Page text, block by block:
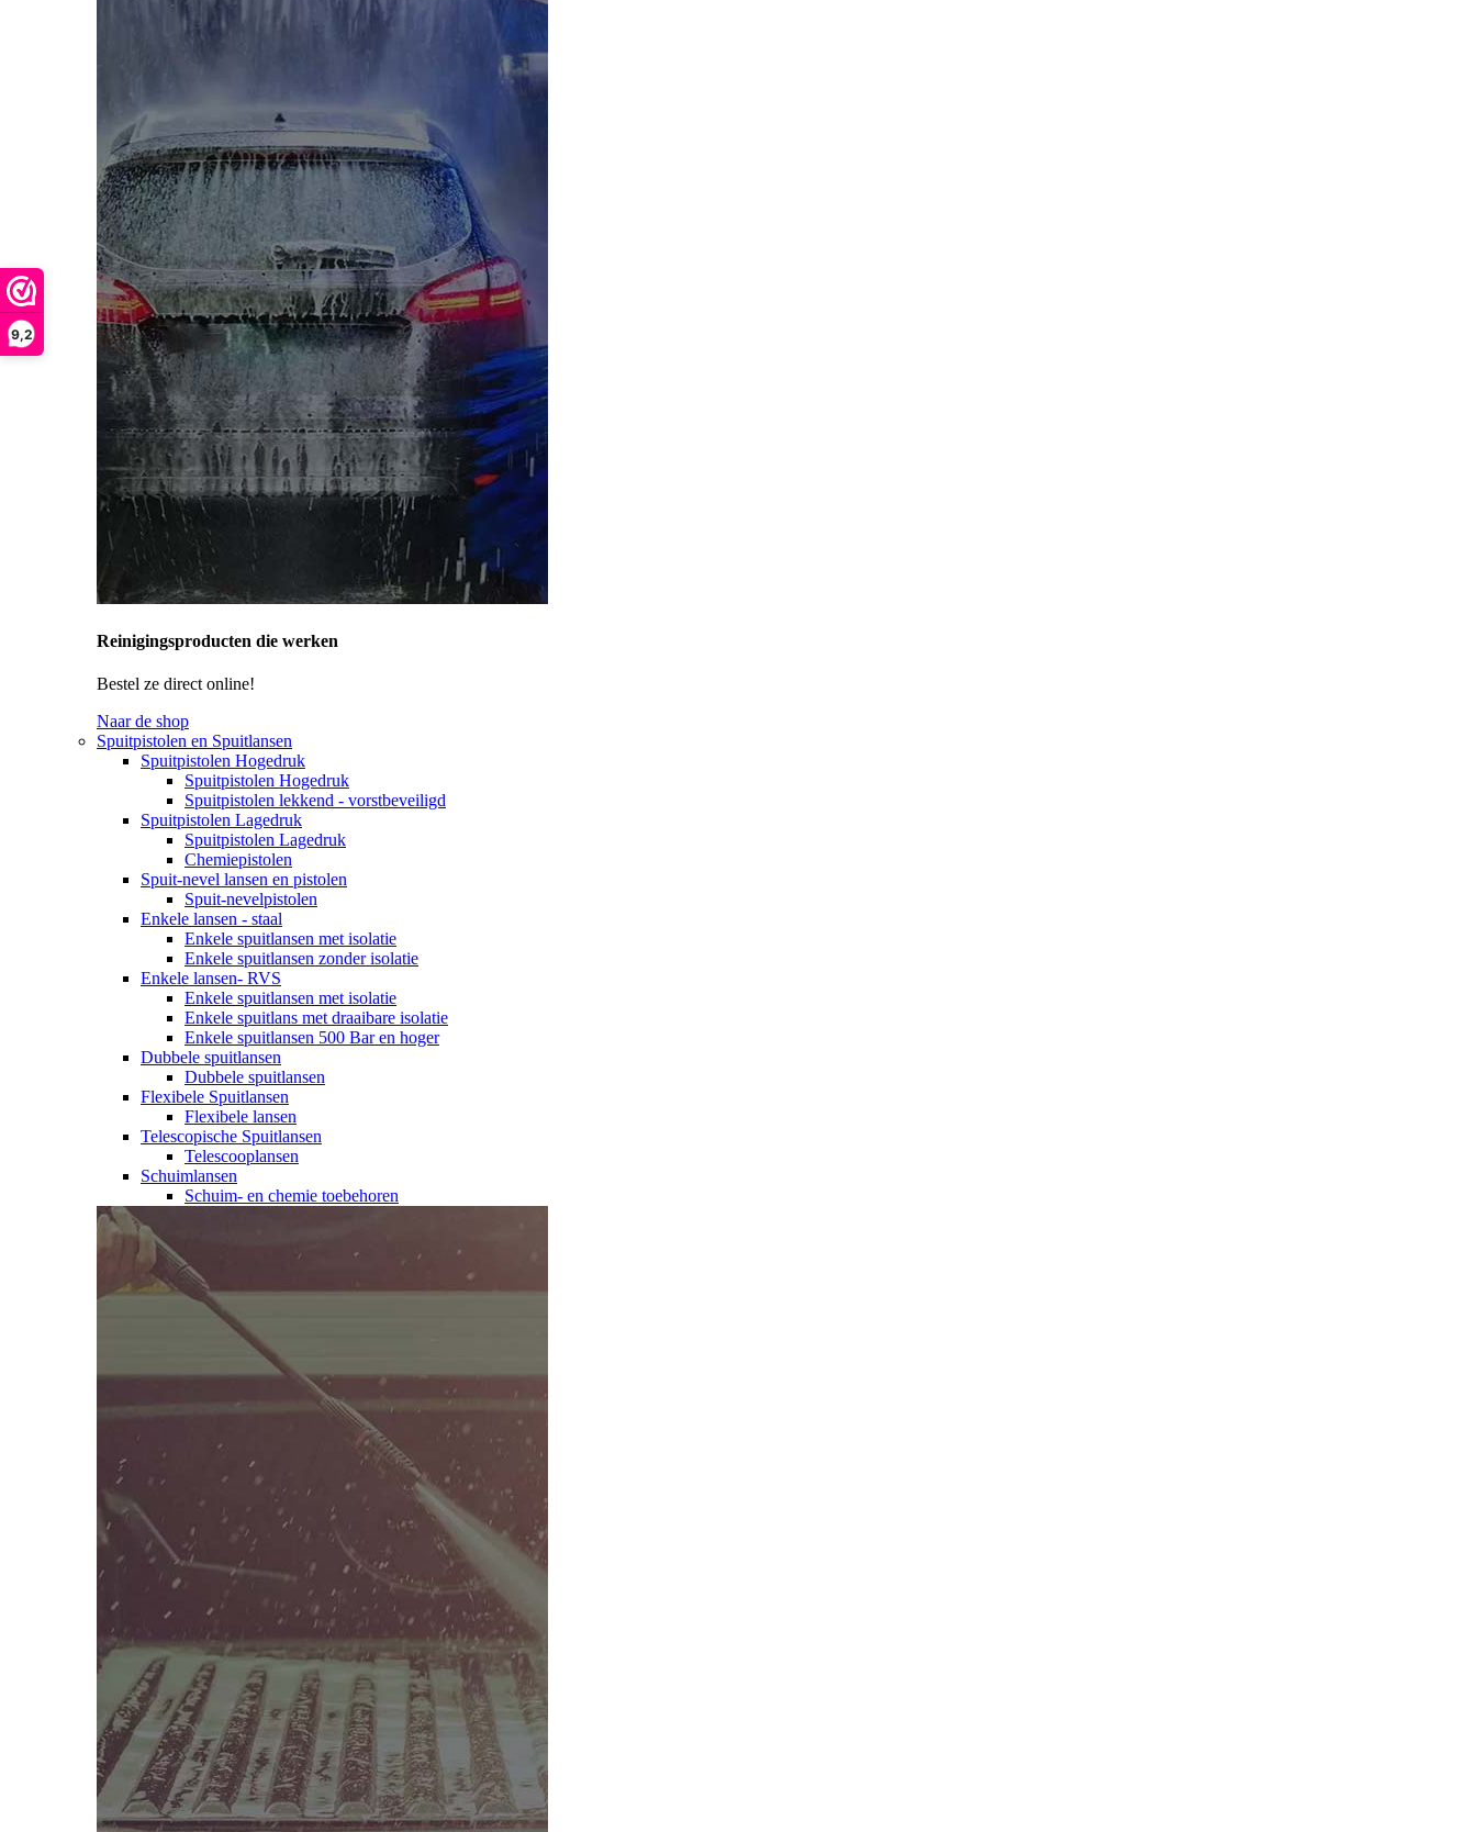
9,2
Reinigingsproducten die werken
Bestel ze direct online!
Naar de shop
Spuitpistolen en Spuitlansen
Spuitpistolen Hogedruk
Spuitpistolen Hogedruk
Spuitpistolen lekkend - vorstbeveiligd
Spuitpistolen Lagedruk
Spuitpistolen Lagedruk
Chemiepistolen
Spuit-nevel lansen en pistolen
Spuit-nevelpistolen
Enkele lansen - staal
Enkele spuitlansen met isolatie
Enkele spuitlansen zonder isolatie
Enkele lansen- RVS
Enkele spuitlansen met isolatie
Enkele spuitlans met draaibare isolatie
Enkele spuitlansen 500 Bar en hoger
Dubbele spuitlansen
Dubbele spuitlansen
Flexibele Spuitlansen
Flexibele lansen
Telescopische Spuitlansen
Telescooplansen
Schuimlansen
Schuim- en chemie toebehoren